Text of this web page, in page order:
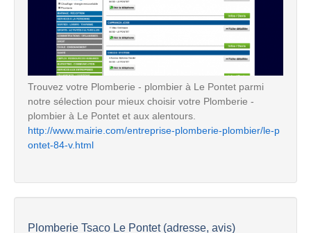
Trouvez votre Plomberie - plombier à Le Pontet parmi
notre sélection pour mieux choisir votre Plomberie -
plombier à Le Pontet et aux alentours.
http://www.mairie.com/entreprise-plomberie-plombier/le-p
ontet-84-v.html
Plomberie Tsaco Le Pontet (adresse, avis)